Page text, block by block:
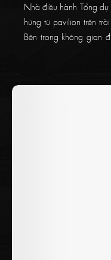
Nhà điều hành Tổng
hứng từ pavilion trên
Bên trong không gian